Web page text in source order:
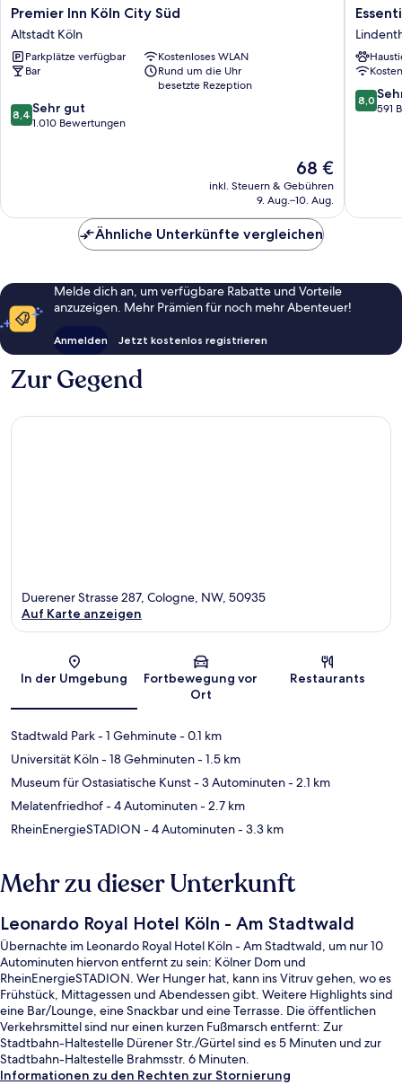
Premier
Inn
Köln
City
Süd
Köln
Premier Inn Köln City Süd
Altstadt Köln
Parkplätze verfügbar
Kostenloses WLAN
Bar
Rund um die Uhr
besetzte Rezeption
8.4
von
8,4 Sehr gut
1.010 Bewertungen
Der
Preis
beträgt
68 €
inkl. Steuern & Gebühren
9. Aug.–10. Aug.
Essential
by
Dorint
Köln
-
8.0
von
8,0
591
Ähnliche Unterkünfte vergleichen
Melde dich an, um verfügbare Rabatte und Vorteile
anzuzeigen. Mehr Prämien für noch mehr Abenteuer!
Anmelden Jetzt kostenlos registrieren
Zur Gegend
Karte
Duerener Strasse 287, Cologne, NW, 50935
Auf Karte anzeigen
In der Umgebung
Fortbewegung vor
Ort
Restaurants
Stadtwald Park- 1 Gehminute- 0.1 km
Universität Köln- 18 Gehminuten- 1.5 km
Museum für Ostasiatische Kunst- 3 Autominuten- 2.1 km
Melatenfriedhof- 4 Autominuten- 2.7 km
RheinEnergieSTADION - 4 Autominuten- 3.3 km
Mehr zu dieser Unterkunft
Leonardo Royal Hotel Köln - Am Stadtwald
Übernachte im Leonardo Royal Hotel Köln - Am Stadtwald, um nur 10
Autominuten hiervon entfernt zu sein: Kölner Dom und
RheinEnergieSTADION. Wer Hunger hat, kann ins Vitruv gehen, wo es
Frühstück, Mittagessen und Abendessen gibt. Weitere Highlights sind
eine Bar/Lounge, eine Snackbar und eine Terrasse. Die öffentlichen
Verkehrsmittel sind nur einen kurzen Fußmarsch entfernt: Zur
Stadtbahn-Haltestelle Dürener Str./Gürtel sind es 5 Minuten und zur
Stadtbahn-Haltestelle Brahmsstr. 6 Minuten.
Informationen zu den Rechten zur Stornierung